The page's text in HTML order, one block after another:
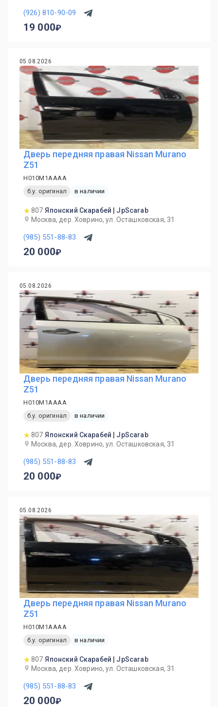
(926) 810-90-09
19 000
05.08.2026
Дверь передняя правая Nissan Murano
Z51
H010M1AAAA
б.у. оригинал
в наличии
807 Японский Скарабей | JpScarab
Москва, дер. Ховрино, ул. Осташковская, 31
(985) 551-88-83
20 000
05.08.2026
Дверь передняя правая Nissan Murano
Z51
H010M1AAAA
б.у. оригинал
в наличии
807 Японский Скарабей | JpScarab
Москва, дер. Ховрино, ул. Осташковская, 31
(985) 551-88-83
20 000
05.08.2026
Дверь передняя правая Nissan Murano
Z51
H010M1AAAA
б.у. оригинал
в наличии
807 Японский Скарабей | JpScarab
Москва, дер. Ховрино, ул. Осташковская, 31
(985) 551-88-83
20 000